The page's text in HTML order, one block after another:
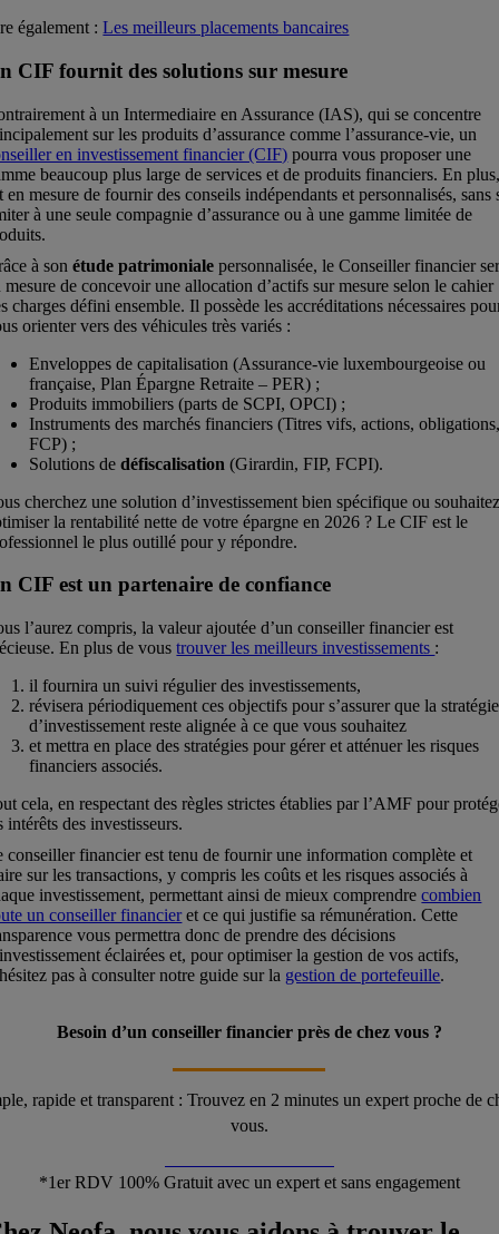
également :Les meilleurs placements bancaires
CIF fournit des solutions sur mesure
à un Intermediaire en Assurance (IAS), qui se concentre
sur les produits d’assurance comme l’assurance-vie, un
en investissement financier (CIF) pourra vous proposer une
beaucoup plus large de services et de produits financiers. En
en mesure de fournir des conseils indépendants et personnalisés, sans
à une seule compagnie d’assurance ou à une gamme limitée de
à sonétude patrimoniale personnalisée, le Conseiller financier
mesure de concevoir une allocation d’actifs sur mesure selon le cahier
charges défini ensemble. Il possède les accréditations nécessaires
orienter vers des véhicules très variés :
Enveloppes de capitalisation (Assurance-vie luxembourgeoise ou
française, Plan Épargne Retraite – PER) ;
Produits immobiliers (parts de SCPI, OPCI) ;
Instruments des marchés financiers (Titres vifs, actions,
FCP) ;
Solutions dedéfiscalisation (Girardin, FIP, FCPI).
cherchez une solution d’investissement bien spécifique ou
la rentabilité nette de votre épargne en 2026 ? Le CIF est le
le plus outillé pour y répondre.
CIF est un partenaire de confiance
l’aurez compris, la valeur ajoutée d’un conseiller financier est
En plus de voustrouver les meilleurs investissements :
il fournira un suivi régulier des investissements,
révisera périodiquement ces objectifs pour s’assurer que la stratégie
d’investissement reste alignée à ce que vous souhaitez
et mettra en place des stratégies pour gérer et atténuer les risques
financiers associés.
cela, en respectant des règles strictes établies par l’AMF pour
intérêts des investisseurs.
conseiller financier est tenu de fournir une information complète et
sur les transactions, y compris les coûts et les risques associés à
investissement, permettant ainsi de mieux comprendrecombien
un conseiller financieret ce qui justifie sa rémunération. Cette
vous permettra donc de prendre des décisions
éclairées et, pour optimiser la gestion de vos actifs,
pas à consulter notre guide sur la gestion de portefeuille.
Besoin d’un conseiller financier près de chez vous ?
rapide et transparent : Trouvez en ‍2 minutes un expert proche de
vous.
*1er RDV 100% Gratuit avec un expert et sans engagement